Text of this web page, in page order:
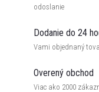
odoslanie
Dodanie do 24
Vami objednaný
Overený obchod
Viac ako 2000